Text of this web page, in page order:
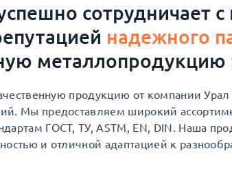
сотрудничает
надежного
металлопродукцию
продукцию от компании
Мы предоставляем широкий
ГОСТ, ТУ, ASTM, EN, DIN. Наша
и отличной адаптацией к